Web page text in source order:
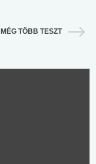
MÉG TÖBB TESZT